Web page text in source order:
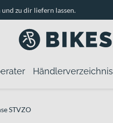
zu dir liefern lassen.
Händlerverzeichnis
STVZO